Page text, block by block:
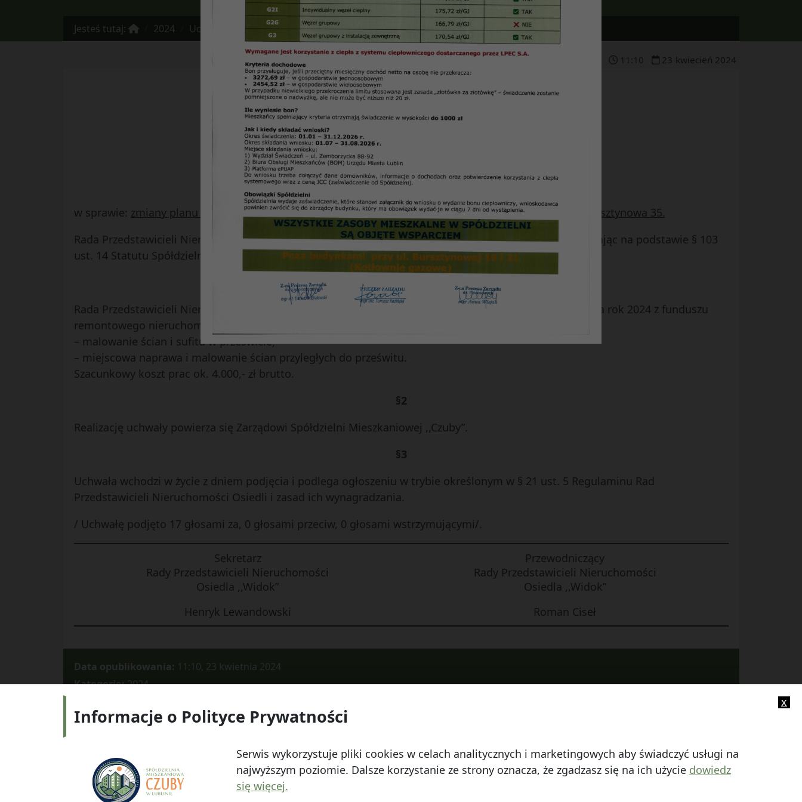
Jesteś tutaj: 2024 Uchwala Nr 2/2024 z dnia 22 kwietnia 2024 r.
11 10 23 kwiecień 2024
Uchwala Nr 2/2024
Rady Przedstawicieli Nieruchomości Osiedla „WIDOK”
Spółdzielni Mieszkaniowej ,,CZUBY” w Lublinie
z dnia 22 kwietnia 2024 r.
w sprawie: zmiany planu rzeczowo-finansowego funduszu remontowego w nieruchomości EW 12 ul. Bursztynowa 35.
Rada Przedstawicieli Nieruchomości Osiedla ,,Widok” Spółdzielni Mieszkaniowej ,,Czuby”w Lublinie działając na podstawie § 103
ust. 14 Statutu Spółdzielni Mieszkaniowej „CZUBY” uchwala co następuje:
Rada Przedstawicieli Nieruchomości Osiedla ,,Widok” postanawia dokonać zmiany w planie wydatków na rok 2024 z funduszu
remontowego nieruchomości EW 12 przy ul. Bursztynowej 35 poprzez dodanie pozycji:
– malowanie ścian i sufitu w prześwicie;
– miejscowa naprawa i malowanie ścian przyległych do prześwitu.
Szacunkowy koszt prac ok. 4.000,- zł brutto.
§2
Realizację uchwały powierza się Zarządowi Spółdzielni Mieszkaniowej ,,Czuby”.
§3
Uchwała wchodzi w życie z dniem podjęcia i podlega ogłoszeniu w trybie określonym w § 21 ust. 5 Regulaminu Rad
Przedstawicieli Nieruchomości Osiedli i zasad ich wynagradzania.
/ Uchwałę podjęto 17 głosami za, 0 głosami przeciw, 0 głosami wstrzymującymi/.
Sekretarz
Rady Przedstawicieli Nieruchomości
Osiedla ,,Widok”
Henryk Lewandowski
Przewodniczący
Rady Przedstawicieli Nieruchomości
Osiedla ,,Widok”
Roman Ciseł
Data opublikowania: 11:10, 23 kwietnia 2024
Kategorie:2024
x
Informacje o Polityce Prywatności
Serwis wykorzystuje pliki cookies w celach analitycznych i marketingowych aby świadczyć usługi na
najwyższym poziomie. Dalsze korzystanie ze strony oznacza, że zgadzasz się na ich użycie dowiedz
się więcej.